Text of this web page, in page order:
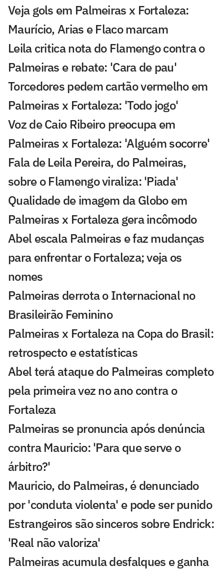
Veja gols em Palmeiras x Fortaleza:
Maurício, Arias e Flaco marcam
Leila critica nota do Flamengo contra o
Palmeiras e rebate: 'Cara de pau'
Torcedores pedem cartão vermelho em
Palmeiras x Fortaleza: 'Todo jogo'
Voz de Caio Ribeiro preocupa em
Palmeiras x Fortaleza: 'Alguém socorre'
Fala de Leila Pereira, do Palmeiras,
sobre o Flamengo viraliza: 'Piada'
Qualidade de imagem da Globo em
Palmeiras x Fortaleza gera incômodo
Abel escala Palmeiras e faz mudanças
para enfrentar o Fortaleza; veja os
nomes
Palmeiras derrota o Internacional no
Brasileirão Feminino
Palmeiras x Fortaleza na Copa do Brasil:
retrospecto e estatísticas
Abel terá ataque do Palmeiras completo
pela primeira vez no ano contra o
Fortaleza
Palmeiras se pronuncia após denúncia
contra Mauricio: 'Para que serve o
árbitro?'
Mauricio, do Palmeiras, é denunciado
por 'conduta violenta' e pode ser punido
Estrangeiros são sinceros sobre Endrick:
'Real não valoriza'
Palmeiras acumula desfalques e ganha